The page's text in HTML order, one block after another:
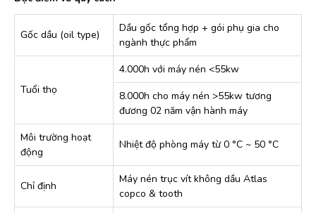
Gốc dầu (oil type)
Dầu gốc tổng hợp + gói phụ gia cho
ngành thực phẩm
Tuổi thọ
4.000h với máy nén <55kw
8.000h cho máy nén >55kw tương
đương 02 năm vận hành máy
Môi trường hoạt
động
Nhiệt độ phòng máy từ 0 °C ~ 50 °C
Chỉ định
Máy nén trục vít không dầu Atlas
copco & tooth